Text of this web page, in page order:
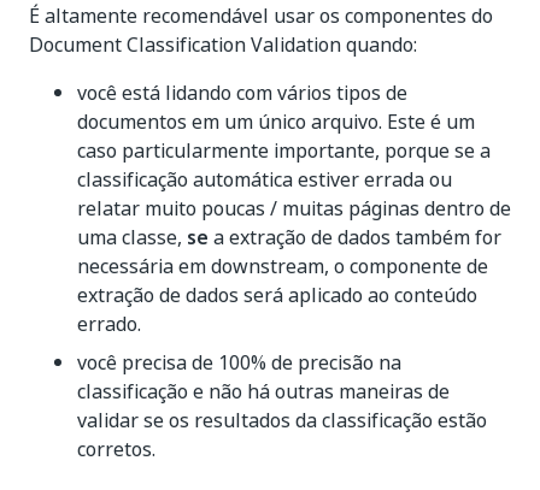
É altamente recomendável usar os componentes do
Document Classification Validation quando:
você está lidando com vários tipos de
documentos em um único arquivo. Este é um
caso particularmente importante, porque se a
classificação automática estiver errada ou
relatar muito poucas / muitas páginas dentro de
uma classe, se a extração de dados também for
necessária em downstream, o componente de
extração de dados será aplicado ao conteúdo
errado.
você precisa de 100% de precisão na
classificação e não há outras maneiras de
validar se os resultados da classificação estão
corretos.